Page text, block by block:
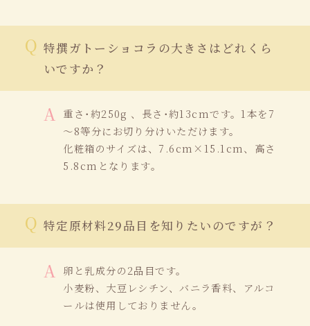
特撰ガトーショコラの大きさはどれくら
いですか？
重さ･約250g 、長さ･約13cmです。1本を7
～8等分にお切り分けいただけます。
化粧箱のサイズは、7.6cm×15.1cm、高さ
5.8cmとなります。
特定原材料29品目を知りたいのですが？
卵と乳成分の2品目です。
小麦粉、大豆レシチン、バニラ香料、アルコ
ールは使用しておりません。